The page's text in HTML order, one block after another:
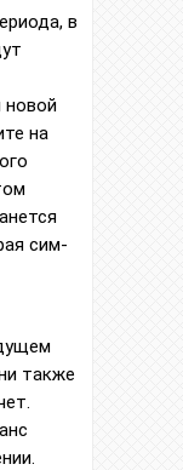
в
новой
на
сим-
также